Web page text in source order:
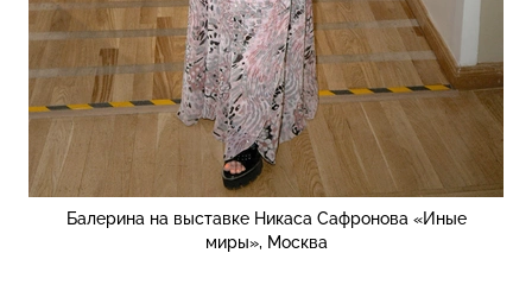
Балерина на выставке Никаса Сафронова «Иные
миры», Москва